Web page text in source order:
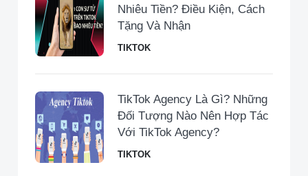
Nhiêu Tiền​? Điều Kiện, Cách
Tặng Và Nhận
TIKTOK
TikTok Agency Là Gì? Những
Đối Tượng Nào Nên Hợp Tác
Với TikTok Agency?
TIKTOK